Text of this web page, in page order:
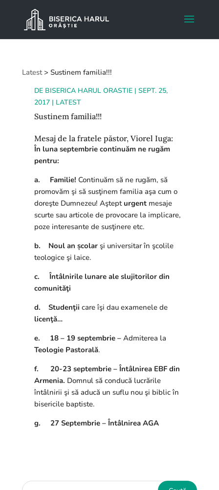
Latest> Sustinem familia!!!
DE BISERICA HARUL ORASTIE| SEPT. 25,
2017| LATEST
Sustinem familia!!!
Mesaj de la fratele păstor, Viorel Iuga:
În luna septembrie continuăm ne rugăm
pentru:
a. Familie! Continuăm să ne rugăm, să
promovăm şi să susţinem familia aşa cum o
doreşte Dumnezeu! Aştept urgentmesaje
scurte sau articole de provocare la implicare,
poze interesante de susţinere etc.
b. Noul an școlarşi universitar în şcolile
teologice şi laice.
c. Întâlnirile lunare ale slujitorilor din
comunităţi
d. Studenţii care îşi dau examenele de
licenţă…
e. 18 – 19 septembrie– Admiterea la
Teologie Pastorală.
f. 20-23 septembrie – Întâlnirea EBF din
Armenia. Domnul să conducă lucrările
întâlnirii şi să aducă un suflu nou şi biblic în
bisericile baptiste.
g. 27 Septembrie – Întâlnirea AGA